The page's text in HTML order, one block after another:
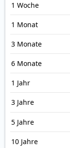
1 Woche
1 Monat
3 Monate
6 Monate
1 Jahr
3 Jahre
5 Jahre
10 Jahre